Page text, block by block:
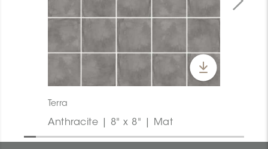
Terra
Anthracite | 8" x 8" | Mat